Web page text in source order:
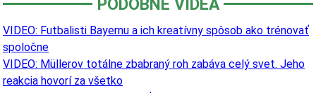
PODOBNÉ VIDEÁ
VIDEO: Futbalisti Bayernu a ich kreatívny spôsob ako trénovať
spoločne
VIDEO: Müllerov totálne zbabraný roh zabáva celý svet. Jeho
reakcia hovorí za všetko